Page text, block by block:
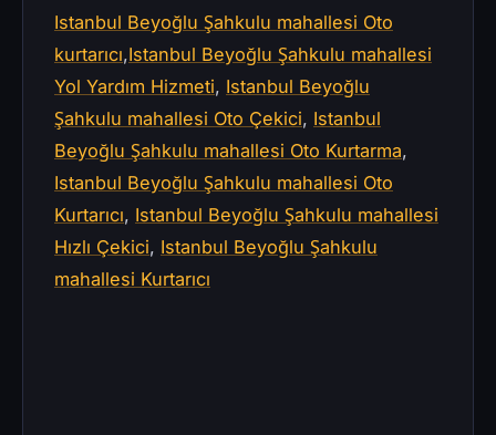
Istanbul Beyoğlu Şahkulu mahallesi Oto
kurtarıcı,Istanbul Beyoğlu Şahkulu mahallesi
Yol Yardım Hizmeti, Istanbul Beyoğlu
Şahkulu mahallesi Oto Çekici, Istanbul
Beyoğlu Şahkulu mahallesi Oto Kurtarma,
Istanbul Beyoğlu Şahkulu mahallesi Oto
Kurtarıcı, Istanbul Beyoğlu Şahkulu mahallesi
Hızlı Çekici, Istanbul Beyoğlu Şahkulu
mahallesi Kurtarıcı